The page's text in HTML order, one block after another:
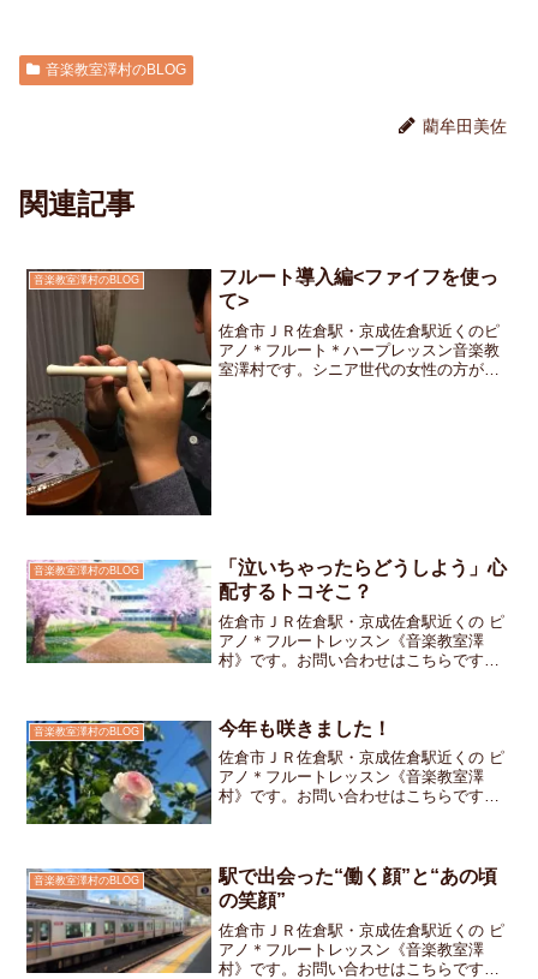
音楽教室澤村のBLOG
藺牟田美佐
関連記事
音楽教室澤村のBLOG
フルート導入編<ファイフを使っ
て>
佐倉市ＪＲ佐倉駅・京成佐倉駅近くのピ
アノ＊フルート＊ハープレッスン音楽教
室澤村です。シニア世代の女性の方がフ
音楽教室澤村のBLOG
「泣いちゃったらどうしよう」心
配するトコそこ？
佐倉市ＪＲ佐倉駅・京成佐倉駅近くの ピ
アノ＊フルートレッスン《音楽教室澤
村》です。お問い合わせはこちらです小
「卒業式で泣いちゃって、弾けなくなっ
たらどうしよう…」そん...
音楽教室澤村のBLOG 今年も咲きました！
佐倉市ＪＲ佐倉駅・京成佐倉駅近くの ピ
アノ＊フルートレッスン《音楽教室澤
村》です。お問い合わせはこちらです庭
な」と楽しみにしていまし...
音楽教室澤村のBLOG
駅で出会った“働く顔”と“あの頃
の笑顔”
佐倉市ＪＲ佐倉駅・京成佐倉駅近くの ピ
アノ＊フルートレッスン《音楽教室澤
村》です。お問い合わせはこちらです駅